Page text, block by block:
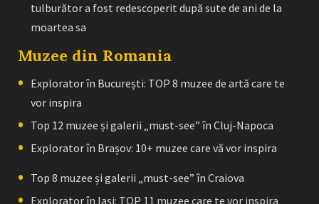
tulburător a fost redescoperit după sute de ani de la
moartea sa
Muzee din Romania
Explorator în București: TOP 8 muzee de artă care te
vor inspira
Top 12 muzee și galerii „must-see” în Cluj-Napoca
Explorator în Brașov: 10+ muzee care vă vor inspira
Top 8 muzee și galerii „must-see” în Craiova
Explorator în Iași: TOP 11 muzee care te vor inspira